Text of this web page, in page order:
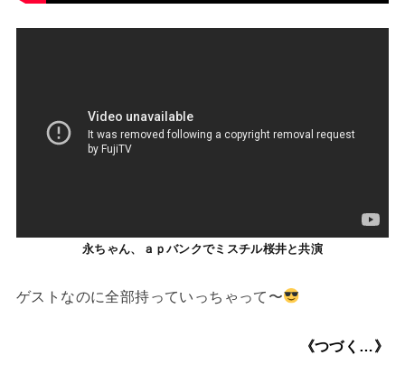
永ちゃん、ａｐバンクでミスチル桜井と共演
ゲストなのに全部持っていっちゃって〜
《つづく…》